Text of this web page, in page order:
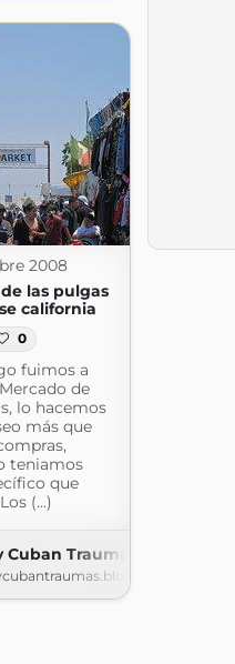
2008
las pulgas
california
0
fuimos a
de
lo hacemos
más que
teniamos
que
(...)
Cuban Traumas